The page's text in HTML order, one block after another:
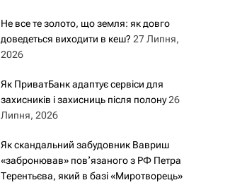
Не все те золото, що земля: як довго
доведеться виходити в кеш? 27 Липня,
2026
Як ПриватБанк адаптує сервіси для
захисників і захисниць після полону 26
Липня, 2026
Як скандальний забудовник Вавриш
«забронював» повʼязаного з РФ Петра
Терентьєва, який в базі «Миротворець»